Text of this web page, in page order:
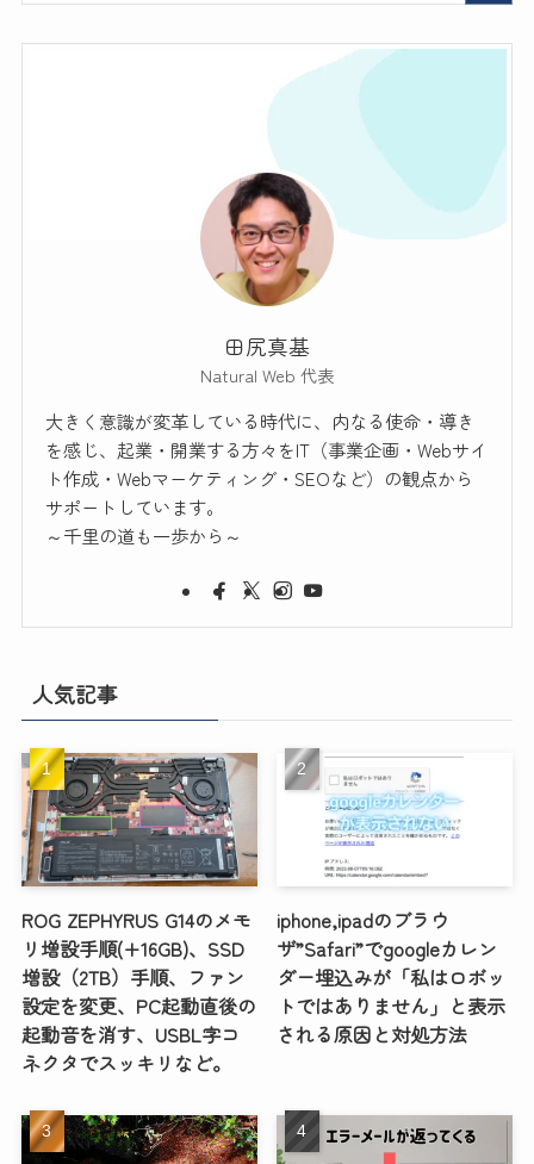
田尻真基
Natural Web 代表
大きく意識が変革している時代に、内なる使命・導き
を感じ、起業・開業する方々をIT（事業企画・Webサイ
ト作成・Webマーケティング・SEOなど）の観点から
サポートしています。
～千里の道も一歩から～
人気記事
ROG ZEPHYRUS G14のメモ
リ増設手順(+16GB)、SSD
増設（2TB）手順、ファン
設定を変更、PC起動直後の
起動音を消す、USBL字コ
ネクタでスッキリなど。
iphone,ipadのブラウ
ザ”Safari”でgoogleカレン
ダー埋込みが「私はロボッ
トではありません」と表示
される原因と対処方法